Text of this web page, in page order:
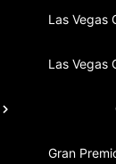
Las Vegas
Las Vegas
Gran